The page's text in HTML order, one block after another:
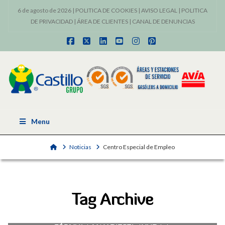
6 de agosto de 2026 | POLITICA DE COOKIES | AVISO LEGAL | POLITICA
DE PRIVACIDAD| ÁREA DE CLIENTES| CANAL DE DENUNCIAS
Facebook
X LinkedInYouTubeInstagram
Pinterest
Menu
HomeNoticias Centro Especial de Empleo
Tag Archive